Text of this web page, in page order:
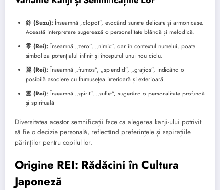
鈴 (Suzu): Înseamnă „clopot”, evocând sunete delicate și armonioase.
Această interpretare sugerează o personalitate blândă și melodică.
零 (Rei): Înseamnă „zero”, „nimic”, dar în contextul numelui, poate
simboliza potențialul infinit și începutul unui nou ciclu.
麗 (Rei): Înseamnă „frumos”, „splendid”, „grațios”, indicând o
posibilă asociere cu frumusețea interioară și exterioară.
霊 (Rei): Înseamnă „spirit”, „suflet”, sugerând o personalitate profundă
și spirituală.
Diversitatea acestor semnificații face ca alegerea kanji-ului potrivit
să fie o decizie personală, reflectând preferințele și aspirațiile
părinților pentru copilul lor.
Origine REI: Rădăcini în Cultura
Japoneză